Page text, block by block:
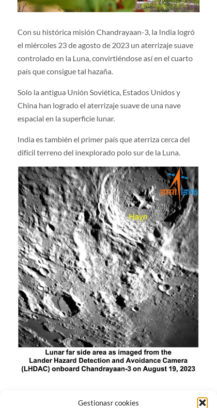
Gestionasr cookies
Con su histórica misión Chandrayaan-3, la India logró
el miércoles 23 de agosto de 2023 un aterrizaje suave
controlado en la Luna, convirtiéndose así en el cuarto
país que consigue tal hazaña.
Solo la antigua Unión Soviética, Estados Unidos y
China han logrado el aterrizaje suave de una nave
espacial en la superficie lunar.
India es también el primer país que aterriza cerca del
difícil terreno del inexplorado polo sur de la Luna.